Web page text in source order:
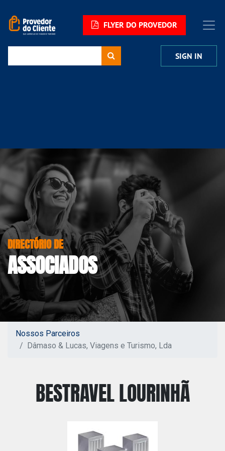
FLYER DO PROVEDOR
SIGN IN
DIRECTÓRIO DE
ASSOCIADOS
Nossos Parceiros
Dâmaso & Lucas, Viagens e Turismo, Lda
BESTRAVEL LOURINHÃ